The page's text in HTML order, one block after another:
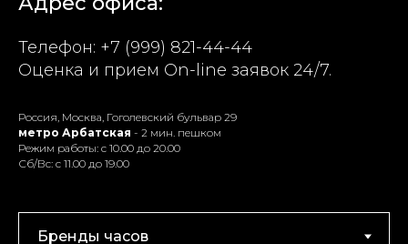
Телефон: +7 (999) 821-44-44
Оценка и прием On-line заявок 24/7.
Россия, Москва, Гоголевский бульвар 29
метро Арбатская - 2 мин. пешком
Режим работы: с 10.00 до 20.00
Сб/Вс: с 11.00 до 19.00